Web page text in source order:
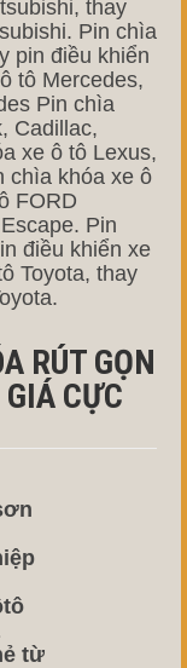
thay
Pin chìa
pin điều khiển
tô Mercedes,
Pin chìa
Cadillac,
xe ô tô Lexus,
chìa khóa xe ô
FORD
Pin
điều khiển xe
Toyota, thay
RÚT GỌN
CỰC
từ